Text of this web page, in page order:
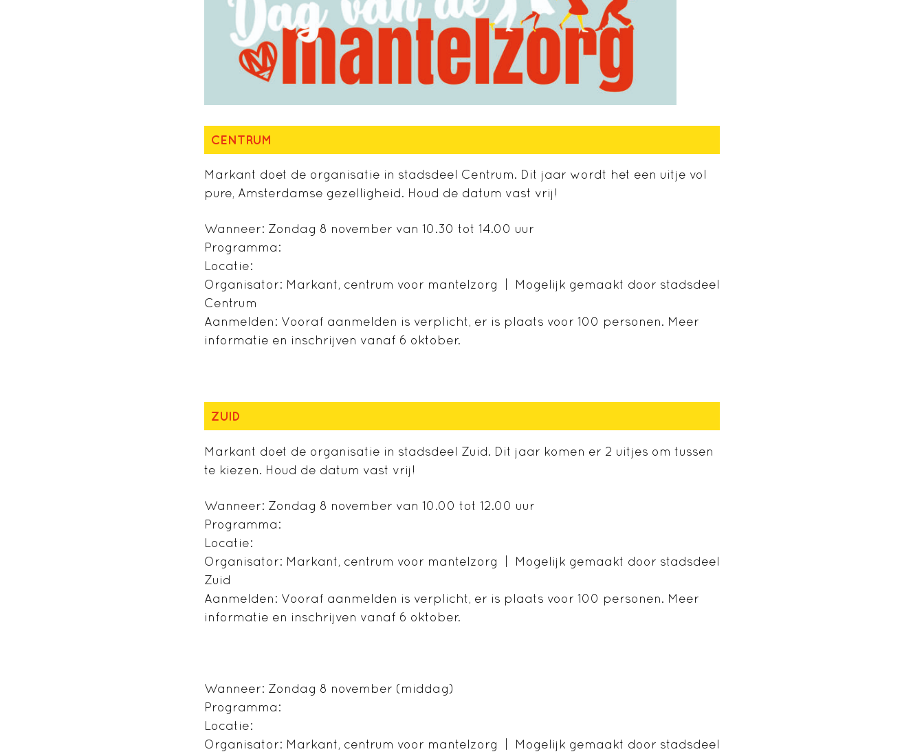
CENTRUM
Markant doet de organisatie in stadsdeel Centrum. Dit jaar wordt het een uitje vol
pure, Amsterdamse gezelligheid. Houd de datum vast vrij!
Wanneer: Zondag 8 november van 10.30 tot 14.00 uur
Programma:
Locatie:
Organisator: Markant, centrum voor mantelzorg | Mogelijk gemaakt door stadsdeel
Centrum
Aanmelden: Vooraf aanmelden is verplicht, er is plaats voor 100 personen. Meer
informatie en inschrijven vanaf 6 oktober.
ZUID
Markant doet de organisatie in stadsdeel Zuid. Dit jaar komen er 2 uitjes om tussen
te kiezen. Houd de datum vast vrij!
Wanneer: Zondag 8 november van 10.00 tot 12.00 uur
Programma:
Locatie:
Organisator: Markant, centrum voor mantelzorg | Mogelijk gemaakt door stadsdeel
Zuid
Aanmelden: Vooraf aanmelden is verplicht, er is plaats voor 100 personen. Meer
informatie en inschrijven vanaf 6 oktober.
Wanneer: Zondag 8 november (middag)
Programma:
Locatie:
Organisator: Markant, centrum voor mantelzorg | Mogelijk gemaakt door stadsdeel